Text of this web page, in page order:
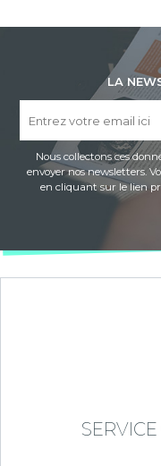
LA
Nous collectons ces
envoyer nos newsletters.
en cliquant sur le lien